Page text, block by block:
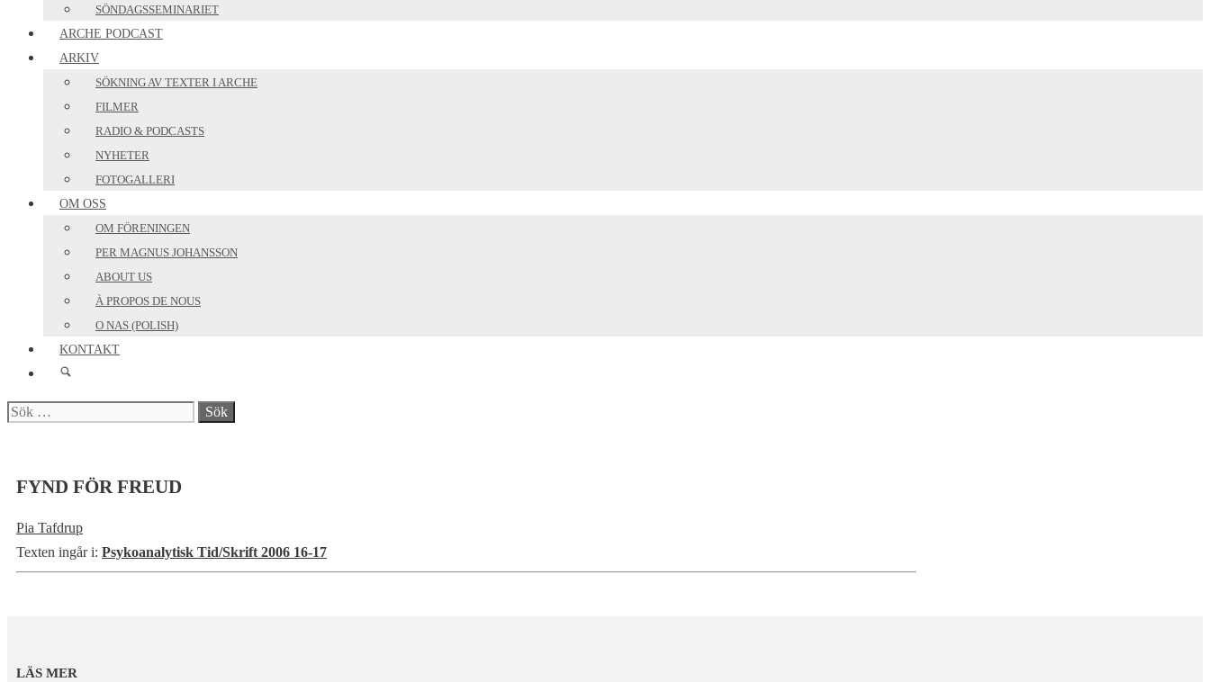
SÖNDAGSSEMINARIET
ARCHE PODCAST
ARKIV
SÖKNING AV TEXTER I ARCHE
FILMER
RADIO & PODCASTS
NYHETER
FOTOGALLERI
OM OSS
OM FÖRENINGEN
PER MAGNUS JOHANSSON
ABOUT US
À PROPOS DE NOUS
O NAS (POLISH)
KONTAKT
Sök
FYND FÖR FREUD
Pia Tafdrup
Texten ingår i: Psykoanalytisk Tid/Skrift 2006 16-17
LÄS MER